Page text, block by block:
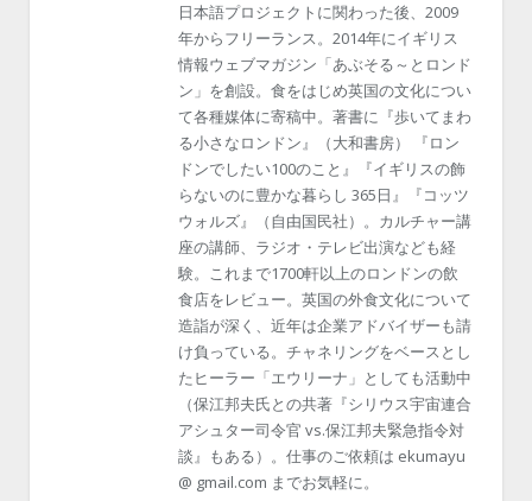
日本語プロジェクトに関わった後、2009
年からフリーランス。2014年にイギリス
情報ウェブマガジン「あぶそる～とロンド
ン」を創設。食をはじめ英国の文化につい
て各種媒体に寄稿中。著書に『歩いてまわ
る小さなロンドン』（大和書房） 『ロン
ドンでしたい100のこと』『イギリスの飾
らないのに豊かな暮らし 365日』『コッツ
ウォルズ』（自由国民社）。カルチャー講
座の講師、ラジオ・テレビ出演なども経
験。これまで1700軒以上のロンドンの飲
食店をレビュー。英国の外食文化について
造詣が深く、近年は企業アドバイザーも請
け負っている。チャネリングをベースとし
たヒーラー「エウリーナ」としても活動中
（保江邦夫氏との共著『シリウス宇宙連合
アシュター司令官 vs.保江邦夫緊急指令対
談』もある）。仕事のご依頼は ekumayu
@ gmail.com までお気軽に。